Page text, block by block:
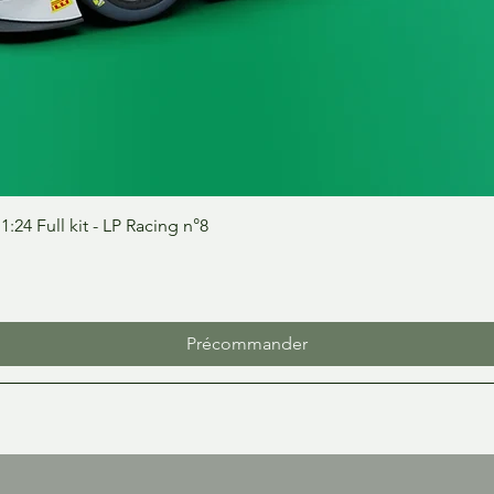
Aperçu rapide
Full kit - LP Racing n°8
Précommander